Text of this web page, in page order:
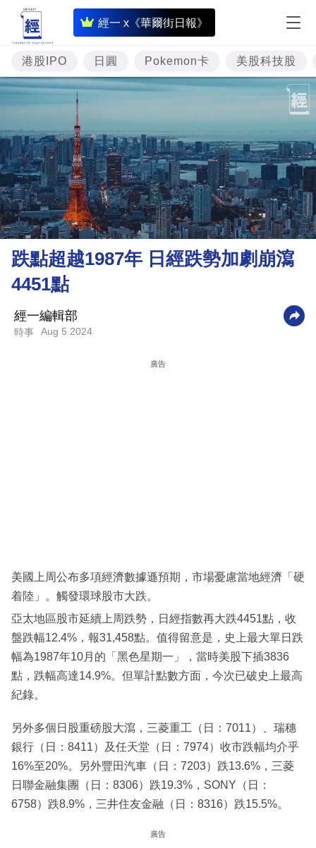
經一 x《華爾街日報》
即
時
財
經
投
資
樓
市
理
財
科
閱
區
港股IPO 日圓 Pokemon卡 美股科技股
跌點超越1987年 日經跌勢加劇崩瀉
4451點
經一編輯部
時事 Aug 5 2024
廣告
美國上周公布多項經濟數據遜預期，市場憂慮當地經濟「硬
着陸」。觸發環球股市大跌。
亞太地區股市延續上周跌勢，日經指數再大跌4451點，收
盤跌幅12.4%，報31,458點。值得留意是，史上最大單日跌
幅為1987年10月的「黑色星期一」，當時美股下插3836
點，跌幅高達14.9%。但單計點數方面，今次已破史上最高
紀錄。
另外多個日股重磅股大瀉，三菱重工（日：7011）、瑞穗
銀行（日：8411）及任天堂（日：7974）收市跌幅均介乎
16%至20%。另外豐田汽車（日：7203）跌13.6%，三菱
日聯金融集團（日：8306）跌19.3%，SONY（日：
6758）跌8.9%，三井住友金融（日：8316）跌15.5%。
廣告